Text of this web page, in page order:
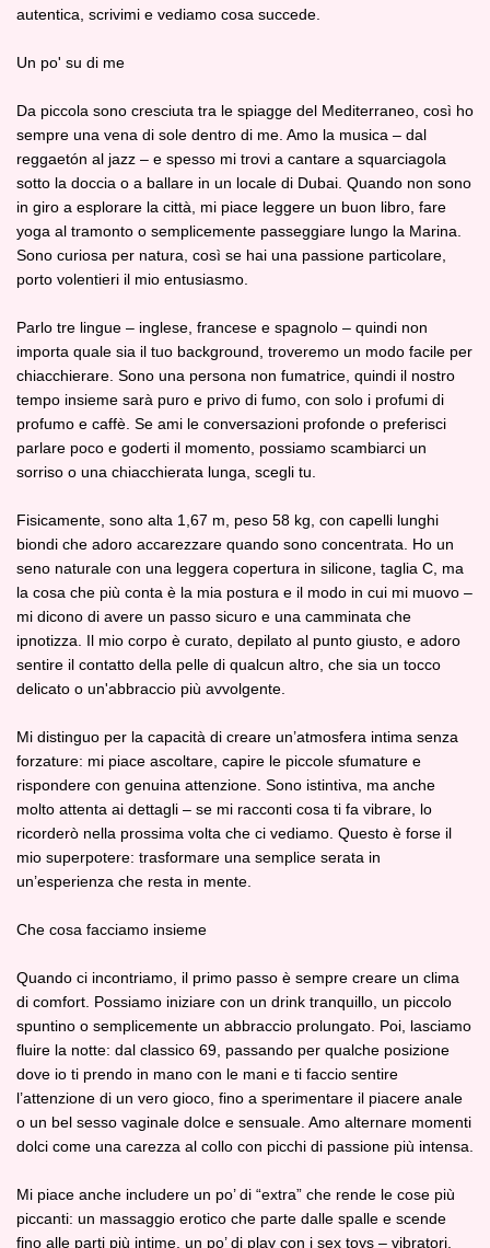
autentica, scrivimi e vediamo cosa succede.
Un po' su di me
Da piccola sono cresciuta tra le spiagge del Mediterraneo, così ho
sempre una vena di sole dentro di me. Amo la musica – dal
reggaetón al jazz – e spesso mi trovi a cantare a squarciagola
sotto la doccia o a ballare in un locale di Dubai. Quando non sono
in giro a esplorare la città, mi piace leggere un buon libro, fare
yoga al tramonto o semplicemente passeggiare lungo la Marina.
Sono curiosa per natura, così se hai una passione particolare,
porto volentieri il mio entusiasmo.
Parlo tre lingue – inglese, francese e spagnolo – quindi non
importa quale sia il tuo background, troveremo un modo facile per
chiacchierare. Sono una persona non fumatrice, quindi il nostro
tempo insieme sarà puro e privo di fumo, con solo i profumi di
profumo e caffè. Se ami le conversazioni profonde o preferisci
parlare poco e goderti il momento, possiamo scambiarci un
sorriso o una chiacchierata lunga, scegli tu.
Fisicamente, sono alta 1,67 m, peso 58 kg, con capelli lunghi
biondi che adoro accarezzare quando sono concentrata. Ho un
seno naturale con una leggera copertura in silicone, taglia C, ma
la cosa che più conta è la mia postura e il modo in cui mi muovo –
mi dicono di avere un passo sicuro e una camminata che
ipnotizza. Il mio corpo è curato, depilato al punto giusto, e adoro
sentire il contatto della pelle di qualcun altro, che sia un tocco
delicato o un'abbraccio più avvolgente.
Mi distinguo per la capacità di creare un’atmosfera intima senza
forzature: mi piace ascoltare, capire le piccole sfumature e
rispondere con genuina attenzione. Sono istintiva, ma anche
molto attenta ai dettagli – se mi racconti cosa ti fa vibrare, lo
ricorderò nella prossima volta che ci vediamo. Questo è forse il
mio superpotere: trasformare una semplice serata in
un’esperienza che resta in mente.
Che cosa facciamo insieme
Quando ci incontriamo, il primo passo è sempre creare un clima
di comfort. Possiamo iniziare con un drink tranquillo, un piccolo
spuntino o semplicemente un abbraccio prolungato. Poi, lasciamo
fluire la notte: dal classico 69, passando per qualche posizione
dove io ti prendo in mano con le mani e ti faccio sentire
l’attenzione di un vero gioco, fino a sperimentare il piacere anale
o un bel sesso vaginale dolce e sensuale. Amo alternare momenti
dolci come una carezza al collo con picchi di passione più intensa.
Mi piace anche includere un po’ di “extra” che rende le cose più
piccanti: un massaggio erotico che parte dalle spalle e scende
fino alle parti più intime, un po’ di play con i sex toys – vibratori,